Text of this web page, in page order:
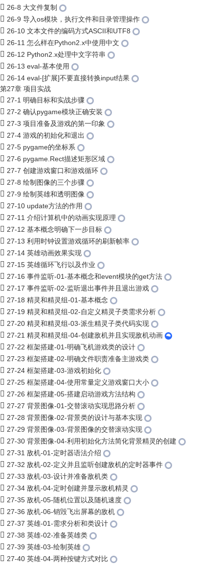
26-8 大文件复制
26-9 导入os模块，执行文件和目录管理操作
26-10 文本文件的编码方式ASCII和UTF8
26-11 怎么样在Python2.x中使用中文
26-12 Python2.x处理中文字符串
26-13 eval-基本使用
26-14 eval-[扩展]不要直接转换input结果
第27章 项目实战
27-1 明确目标和实战步骤
27-2 确认pygame模块正确安装
27-3 项目准备及游戏的第一印象
27-4 游戏的初始化和退出
27-5 pygame的坐标系
27-6 pygame.Rect描述矩形区域
27-7 创建游戏窗口和游戏循环
27-8 绘制图像的三个步骤
27-9 绘制英雄和透明图像
27-10 update方法的作用
27-11 介绍计算机中的动画实现原理
27-12 基本概念明确下一步目标
27-13 利用时钟设置游戏循环的刷新帧率
27-14 英雄动画效果实现
27-15 英雄循环飞行以及作业
27-16 事件监听-01-基本概念和event模块的get方法
27-17 事件监听-02-监听退出事件并且退出游戏
27-18 精灵和精灵组-01-基本概念
27-19 精灵和精灵组-02-自定义精灵子类需求分析
27-20 精灵和精灵组-03-派生精灵子类代码实现
27-21 精灵和精灵组-04-创建敌机并且实现敌机动画
27-22 框架搭建-01-明确飞机游戏类的设计
27-23 框架搭建-02-明确文件职责准备主游戏类
27-24 框架搭建-03-游戏初始化
27-25 框架搭建-04-使用常量定义游戏窗口大小
27-26 框架搭建-05-搭建启动游戏方法结构
27-27 背景图像-01-交替滚动实现思路分析
27-28 背景图像-02-背景类的设计与基本实现
27-29 背景图像-03-背景图像的交替滚动实现
27-30 背景图像-04-利用初始化方法简化背景精灵的创建
27-31 敌机-01-定时器语法介绍
27-32 敌机-02-定义并且监听创建敌机的定时器事件
27-33 敌机-03-设计并准备敌机类
27-34 敌机-04-定时创建并显示敌机精灵
27-35 敌机-05-随机位置以及随机速度
27-36 敌机-06-销毁飞出屏幕的敌机
27-37 英雄-01-需求分析和类设计
27-38 英雄-02-准备英雄类
27-39 英雄-03-绘制英雄
27-40 英雄-04-两种按键方式对比